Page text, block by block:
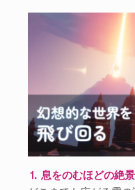
⒈ 息をのむほどの絶